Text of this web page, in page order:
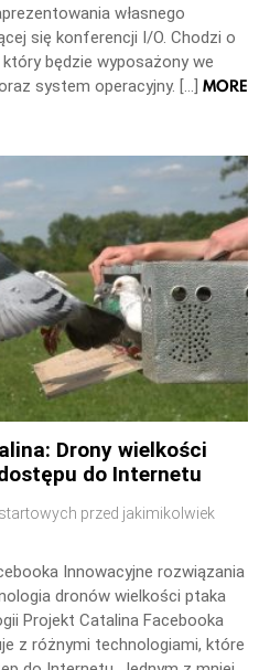
własnego
się konferencji I/O. Chodzi o
będzie wyposażony we
system operacyjny. […] MORE
Drony wielkości
do Internetu
przed jakimikolwiek
Innowacyjne rozwiązania
dronów wielkości ptaka
Projekt Catalina Facebooka
z różnymi technologiami, które